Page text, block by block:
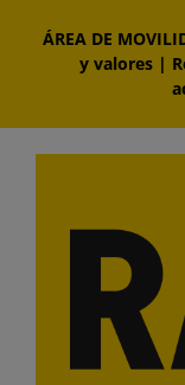
contenido
ÁREA DE
y valores |